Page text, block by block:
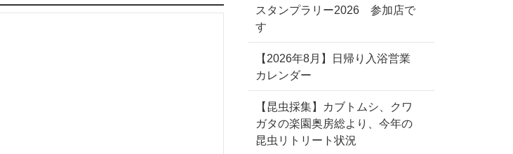
スタンプラリー2026 参加店で
す
【2026年8月】日帰り入浴営業
カレンダー
【昆虫採集】カブトムシ、クワ
ガタの楽園奥房総より、今年の
昆虫リトリート状況